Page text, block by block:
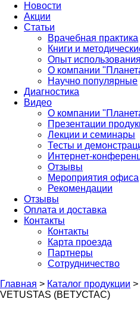
Новости
Акции
Статьи
Врачебная практика
Книги и
Опыт использования
О компании
Научно популярные
Диагностика
Видео
О компании
Презентации
Лекции и семинары
Тесты и
Интернет-
Отзывы
Мероприятия офиса
Рекомендации
Отзывы
Оплата и доставка
Контакты
Контакты
Карта проезда
Партнеры
Сотрудничество
Главная > Каталог продукции >
VETUSTAS (ВЕТУСТАС)